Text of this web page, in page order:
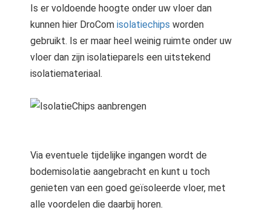
Is er voldoende hoogte onder uw vloer dan
kunnen hier DroCom isolatiechips worden
gebruikt. Is er maar heel weinig ruimte onder uw
vloer dan zijn isolatieparels een uitstekend
isolatiemateriaal.
Via eventuele tijdelijke ingangen wordt de
bodemisolatie aangebracht en kunt u toch
genieten van een goed geïsoleerde vloer, met
alle voordelen die daarbij horen.